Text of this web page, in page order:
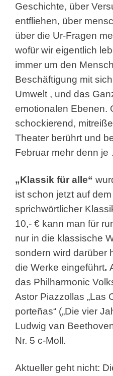
Geschichte, über
entfliehen, über
über die Ur-Fragen
wofür wir eigentlich
immer um den
Beschäftigung mit
Umwelt , und das
emotionalen Ebenen.
schockierend,
Theater berührt und
Februar mehr denn
„Klassik für alle“
ist schon jetzt auf
sprichwörtlicher
10,- € kann man für
nur in die klassische
sondern wird darüber
die Werke eingeführt.
das Philharmonic
Astor Piazzollas „Las
porteñas“ („Die vier
Ludwig van
Nr. 5 c-Moll.
Aktueller geht nicht: